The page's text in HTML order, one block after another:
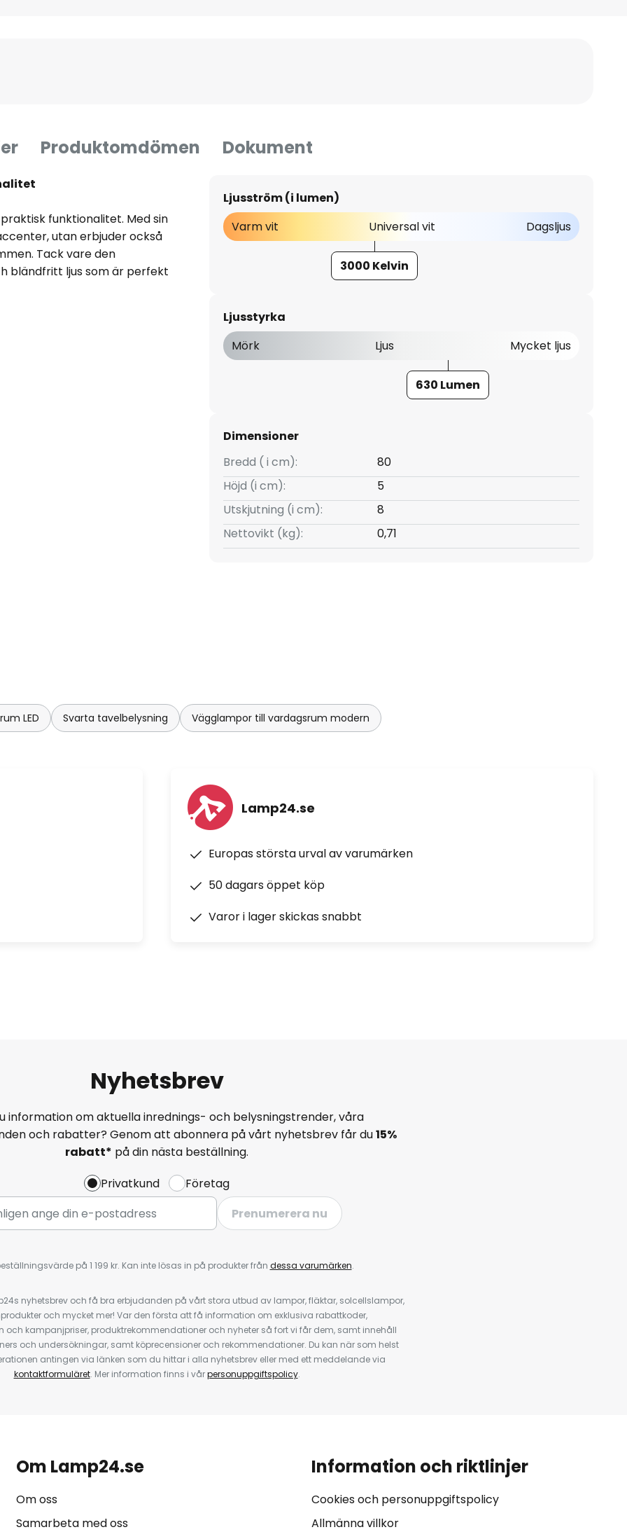
Produktomdömen Dokument
funktionalitet. Med sin
utan erbjuder också
Tack vare den
bländfritt ljus som är perfekt
gör vägglampan Miroir till
och ger därmed extra
hantverk och
oumbärligt element för en
Ljusström (i lumen)
Varm vit
Universal vit Dagsljus
3000 Kelvin
Ljusstyrka
Mörk
Ljus Mycket ljus
630 Lumen
Dimensioner
Bredd ( i cm):
80
Höjd (i cm):
5
Utskjutning (i cm):
8
Nettovikt (kg):
0,71
LED Svarta tavelbelysning Vägglampor till vardagsrum modern
Lamp24.se
Europas största urval av varumärken
50 dagars öppet köp
Varor i lager skickas snabbt
Nyhetsbrev
information om aktuella inrednings- och belysningstrender, våra
och rabatter? Genom att abonnera på vårt nyhetsbrev får du15%
rabatt* på din nästa beställning.
Privatkund
Företag
Prenumerera nu
på 1 199 kr. Kan inte lösas in på produkter från dessa varumärken.
nyhetsbrev och få bra erbjudanden på vårt stora utbud av lampor, fläktar, solcellslampor,
och mycket mer! Var den första att få information om exklusiva rabattkoder,
och kampanjpriser, produktrekommendationer och nyheter så fort vi får dem, samt innehåll
och undersökningar, samt köprecensioner och rekommendationer. Du kan när som helst
antingen via länken som du hittar i alla nyhetsbrev eller med ett meddelande via
kontaktformuläret. Mer information finns i vårpersonuppgiftspolicy.
Om Lamp24.se
Om oss
Samarbeta med oss
Information och riktlinjer
Cookies och personuppgiftspolicy
Allmänna villkor